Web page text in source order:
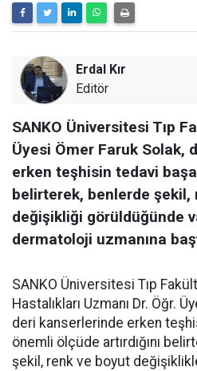
Erdal Kır
Editör
SANKO Üniversitesi Tıp
Üyesi Ömer Faruk Solak,
erken teşhisin tedavi
belirterek, benlerde şekil,
değişikliği görüldüğünde
dermatoloji uzmanına
SANKO Üniversitesi Tıp
Hastalıkları Uzmanı Dr. Öğr.
deri kanserlerinde erken
önemli ölçüde artırdığını
şekil, renk ve boyut